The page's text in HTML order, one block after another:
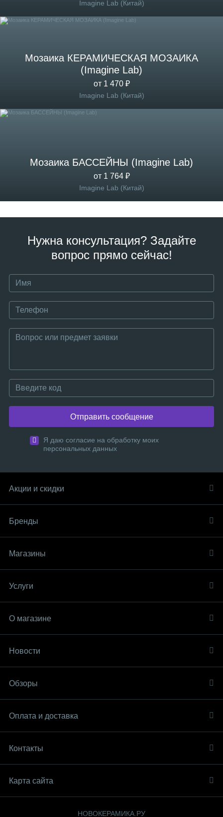
Imagine Lab (Китай)
Мозаика КЕРАМИЧЕСКАЯ МОЗАИКА
(Imagine Lab)
от 1 470 ₽
Imagine Lab (Китай)
Мозаика БАССЕЙНЫ (Imagine Lab)
от 1 764 ₽
Imagine Lab (Китай)
Нужна консультация? Задайте
вопрос прямо сейчас!
Отправить сообщение
Я даю согласие на обработку моих
персональных данных
Акции и скидки
Бренды
Магазины
Услуги
О магазине
Новости
Обзоры
Оплата и доставка
Контакты
Карта сайта
НОВОКЕРАМИКА.РУ